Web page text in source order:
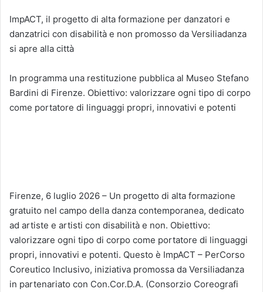
ImpACT, il progetto di alta formazione per danzatori e
danzatrici con disabilità e non promosso da Versiliadanza
si apre alla città
In programma una restituzione pubblica al Museo Stefano
Bardini di Firenze. Obiettivo: valorizzare ogni tipo di corpo
come portatore di linguaggi propri, innovativi e potenti
Firenze, 6 luglio 2026 – Un progetto di alta formazione
gratuito nel campo della danza contemporanea, dedicato
ad artiste e artisti con disabilità e non. Obiettivo:
valorizzare ogni tipo di corpo come portatore di linguaggi
propri, innovativi e potenti. Questo è ImpACT – PerCorso
Coreutico Inclusivo, iniziativa promossa da Versiliadanza
in partenariato con Con.Cor.D.A. (Consorzio Coreografi